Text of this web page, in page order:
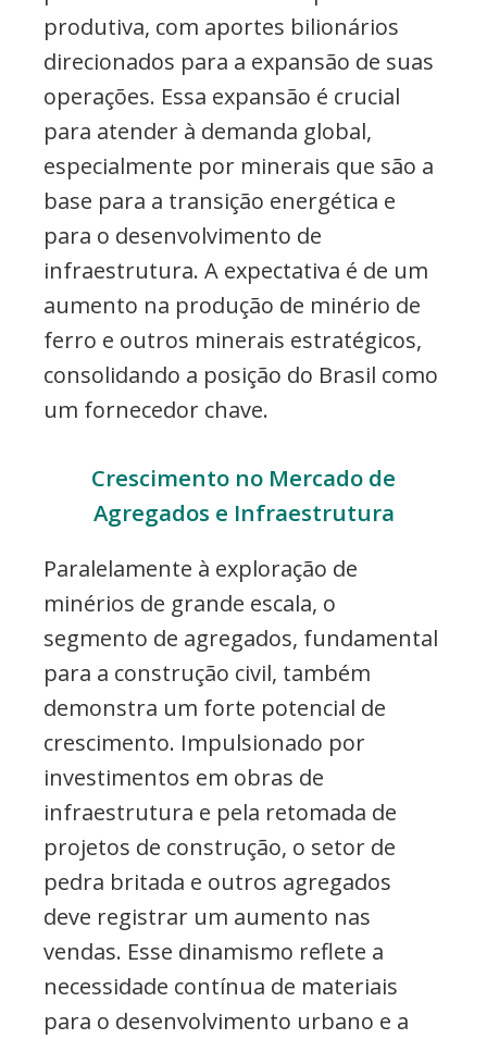
produtiva, com aportes bilionários
direcionados para a expansão de suas
operações. Essa expansão é crucial
para atender à demanda global,
especialmente por minerais que são a
base para a transição energética e
para o desenvolvimento de
infraestrutura. A expectativa é de um
aumento na produção de minério de
ferro e outros minerais estratégicos,
consolidando a posição do Brasil como
um fornecedor chave.
Crescimento no Mercado de
Agregados e Infraestrutura
Paralelamente à exploração de
minérios de grande escala, o
segmento de agregados, fundamental
para a construção civil, também
demonstra um forte potencial de
crescimento. Impulsionado por
investimentos em obras de
infraestrutura e pela retomada de
projetos de construção, o setor de
pedra britada e outros agregados
deve registrar um aumento nas
vendas. Esse dinamismo reflete a
necessidade contínua de materiais
para o desenvolvimento urbano e a